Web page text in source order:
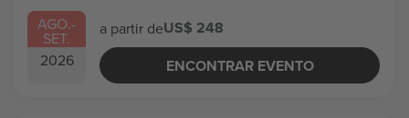
AGO.-
SET.
2026
a partir deUS$ 248
ENCONTRAR EVENTO